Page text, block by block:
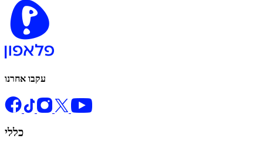
עקבו אחרנו
כללי